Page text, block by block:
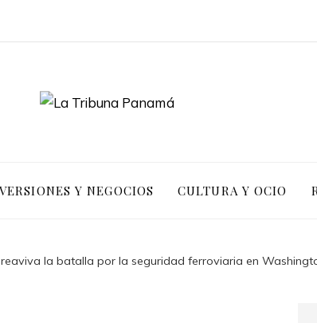
Y NEGOCIOS CULTURA Y OCIO
la batalla por la seguridad ferroviaria en